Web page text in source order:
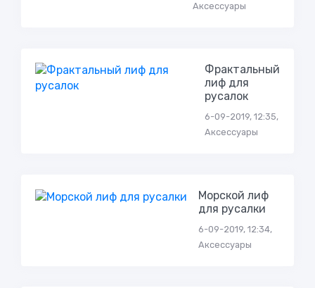
Аксессуары
Фрактальный
лиф для
русалок
6-09-2019, 12:35,
Аксессуары
Морской лиф
для русалки
6-09-2019, 12:34,
Аксессуары